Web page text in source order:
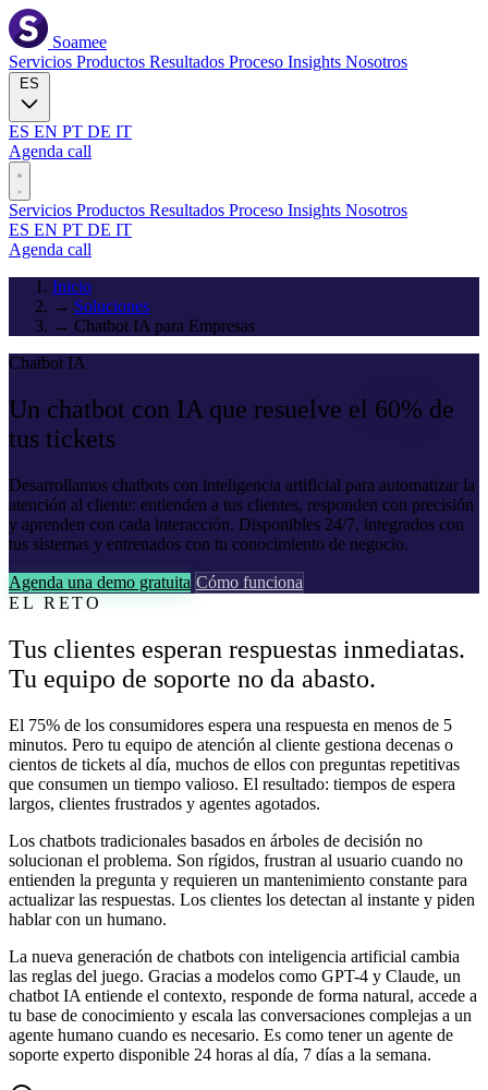
Soamee
Servicios Productos Resultados Proceso Insights Nosotros
ES EN PT DE IT
Agenda call
Servicios Productos Resultados Proceso Insights Nosotros
ES EN PT DE IT
Agenda call
Inicio
→ Soluciones
→ Chatbot IA para Empresas
Chatbot IA
Un chatbot con IA que resuelve el 60% de
tus tickets
Desarrollamos chatbots con inteligencia artificial para automatizar la
atención al cliente: entienden a tus clientes, responden con precisión
y aprenden con cada interacción. Disponibles 24/7, integrados con
tus sistemas y entrenados con tu conocimiento de negocio.
Agenda una demo gratuita Cómo funciona
EL RETO
Tus clientes esperan respuestas inmediatas.
Tu equipo de soporte no da abasto.
El 75% de los consumidores espera una respuesta en menos de 5
minutos. Pero tu equipo de atención al cliente gestiona decenas o
cientos de tickets al día, muchos de ellos con preguntas repetitivas
que consumen un tiempo valioso. El resultado: tiempos de espera
largos, clientes frustrados y agentes agotados.
Los chatbots tradicionales basados en árboles de decisión no
solucionan el problema. Son rígidos, frustran al usuario cuando no
entienden la pregunta y requieren un mantenimiento constante para
actualizar las respuestas. Los clientes los detectan al instante y piden
hablar con un humano.
La nueva generación de chatbots con inteligencia artificial cambia
las reglas del juego. Gracias a modelos como GPT-4 y Claude, un
chatbot IA entiende el contexto, responde de forma natural, accede a
tu base de conocimiento y escala las conversaciones complejas a un
agente humano cuando es necesario. Es como tener un agente de
soporte experto disponible 24 horas al día, 7 días a la semana.